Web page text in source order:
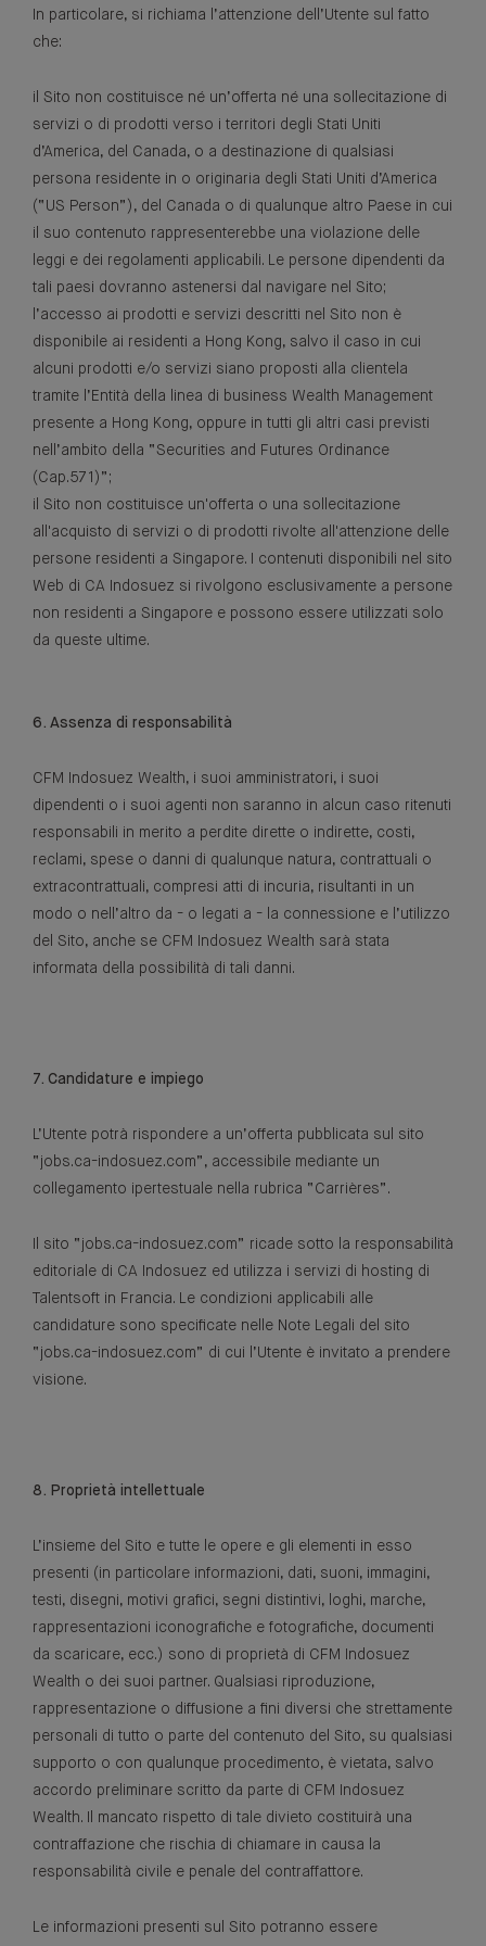
In particolare, si richiama l’attenzione dell’Utente sul fatto
che:
il Sito non costituisce né un’offerta né una sollecitazione di
servizi o di prodotti verso i territori degli Stati Uniti
d’America, del Canada, o a destinazione di qualsiasi
persona residente in o originaria degli Stati Uniti d’America
(“US Person”), del Canada o di qualunque altro Paese in cui
il suo contenuto rappresenterebbe una violazione delle
leggi e dei regolamenti applicabili. Le persone dipendenti da
tali paesi dovranno astenersi dal navigare nel Sito;
l’accesso ai prodotti e servizi descritti nel Sito non è
disponibile ai residenti a Hong Kong, salvo il caso in cui
alcuni prodotti e/o servizi siano proposti alla clientela
tramite l’Entità della linea di business Wealth Management
presente a Hong Kong, oppure in tutti gli altri casi previsti
nell’ambito della “Securities and Futures Ordinance
(Cap.571)”;
il Sito non costituisce un'offerta o una sollecitazione
all'acquisto di servizi o di prodotti rivolte all'attenzione delle
persone residenti a Singapore. I contenuti disponibili nel sito
Web di CA Indosuez si rivolgono esclusivamente a persone
non residenti a Singapore e possono essere utilizzati solo
da queste ultime.
6. Assenza di responsabilità
CFM Indosuez Wealth, i suoi amministratori, i suoi
dipendenti o i suoi agenti non saranno in alcun caso ritenuti
responsabili in merito a perdite dirette o indirette, costi,
reclami, spese o danni di qualunque natura, contrattuali o
extracontrattuali, compresi atti di incuria, risultanti in un
modo o nell’altro da - o legati a - la connessione e l’utilizzo
del Sito, anche se CFM Indosuez Wealth sarà stata
informata della possibilità di tali danni.
7. Candidature e impiego
L’Utente potrà rispondere a un’offerta pubblicata sul sito
“jobs.ca-indosuez.com”, accessibile mediante un
collegamento ipertestuale nella rubrica “Carrières”.
Il sito “jobs.ca-indosuez.com” ricade sotto la responsabilità
editoriale di CA Indosuez ed utilizza i servizi di hosting di
Talentsoft in Francia. Le condizioni applicabili alle
candidature sono specificate nelle Note Legali del sito
“jobs.ca-indosuez.com” di cui l’Utente è invitato a prendere
visione.
8. Proprietà intellettuale
L’insieme del Sito e tutte le opere e gli elementi in esso
presenti (in particolare informazioni, dati, suoni, immagini,
testi, disegni, motivi grafici, segni distintivi, loghi, marche,
rappresentazioni iconografiche e fotografiche, documenti
da scaricare, ecc.) sono di proprietà di CFM Indosuez
Wealth o dei suoi partner. Qualsiasi riproduzione,
rappresentazione o diffusione a fini diversi che strettamente
personali di tutto o parte del contenuto del Sito, su qualsiasi
supporto o con qualunque procedimento, è vietata, salvo
accordo preliminare scritto da parte di CFM Indosuez
Wealth. Il mancato rispetto di tale divieto costituirà una
contraffazione che rischia di chiamare in causa la
responsabilità civile e penale del contraffattore.
Le informazioni presenti sul Sito potranno essere